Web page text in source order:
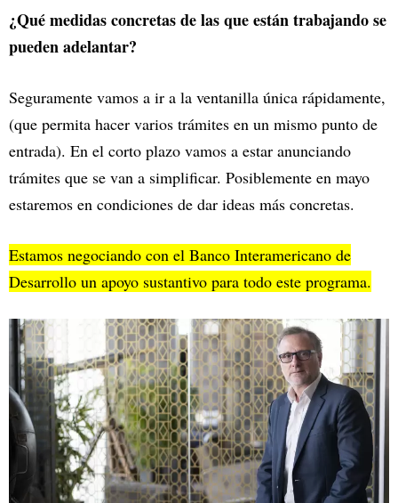
¿Qué medidas concretas de las que están trabajando se
pueden adelantar?
Seguramente vamos a ir a la ventanilla única rápidamente,
(que permita hacer varios trámites en un mismo punto de
entrada). En el corto plazo vamos a estar anunciando
trámites que se van a simplificar. Posiblemente en mayo
estaremos en condiciones de dar ideas más concretas.
Estamos negociando con el Banco Interamericano de
Desarrollo un apoyo sustantivo para todo este programa.